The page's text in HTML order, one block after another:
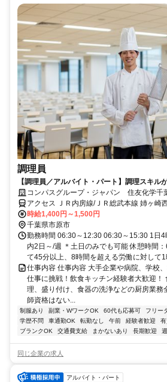
調理員
【調理員／アルバイト・パート】調理スキル
調理業務をお任せ！
コンパスグループ・ジャパン 住友化学
アクセス ＪＲ内房線/ＪＲ総武本線 姉ヶ崎
線 長浦（千葉県）中央口徒歩約52分、ＪＲ
西口徒歩約94分 姉ヶ崎駅より車7分
時給1,400円～1,500円
千葉県市原市
勤務時間 06:30～12:30 06:30～15:30 1日
内2日～/週 ＊土日のみでも可能 休憩時間
て45分以上、8時間を超える労働に対して1
仕事内容 仕事内容 大手企業や病院、学校
仕事に挑戦！飲食キッチン経験者大歓迎！
理、盛り付け、食器の洗浄などの厨房業務
師資格はない...
制服あり 副業・WワークOK 60代も応募可 フリー
学歴不問
車通勤OK 転勤なし 午前 経験者歓迎
ブランクOK
交通費支給 まかないあり 長期歓迎
同じ企業の求人
アルバイト・パート